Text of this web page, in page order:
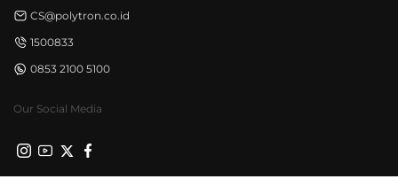
CS@polytron.co.id
1500833
0853 2100 5100
Our Social Media